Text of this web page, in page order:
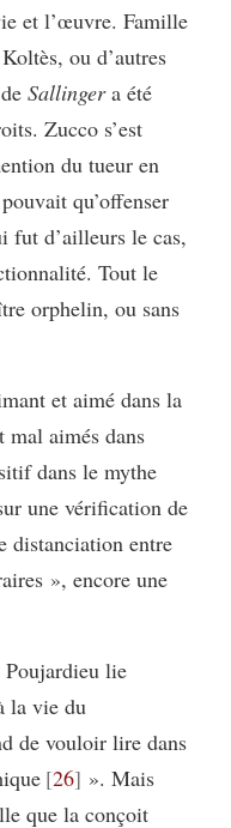
et l’œuvre. Famille
ou d’autres
Sallingera été
Zucco s’est
du tueur en
qu’offenser
fut d’ailleurs le cas,
Tout le
orphelin, ou sans
et aimé dans la
aimés dans
dans le mythe
une vérification de
distanciation entre
», encore une
Poujardieu lie
la vie du
de vouloir lire dans
26 ». Mais
que la conçoit